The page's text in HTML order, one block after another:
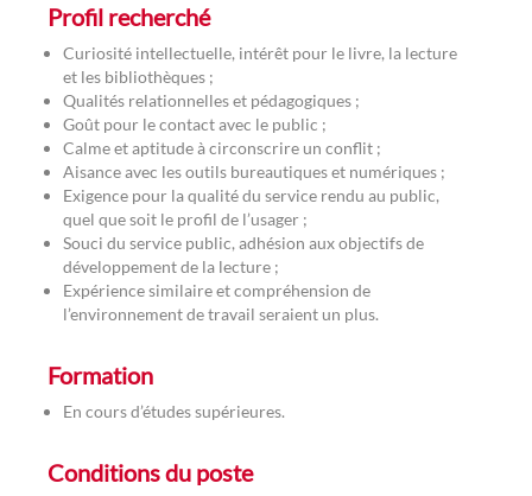
Profil recherché
Curiosité intellectuelle, intérêt pour le livre, la lecture
et les bibliothèques ;
Qualités relationnelles et pédagogiques ;
Goût pour le contact avec le public ;
Calme et aptitude à circonscrire un conflit ;
Aisance avec les outils bureautiques et numériques ;
Exigence pour la qualité du service rendu au public,
quel que soit le profil de l’usager ;
Souci du service public, adhésion aux objectifs de
développement de la lecture ;
Expérience similaire et compréhension de
l’environnement de travail seraient un plus.
Formation
En cours d’études supérieures.
Conditions du poste